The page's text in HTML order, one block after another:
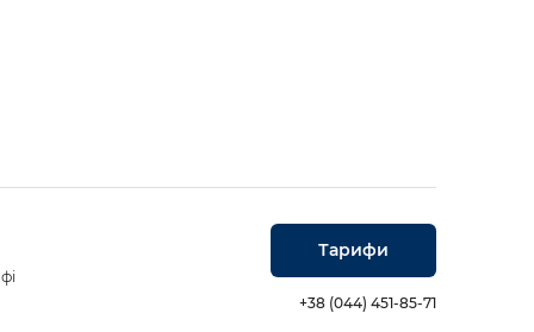
Тарифи
+38 (044) 451-85-71